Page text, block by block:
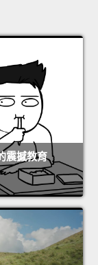
震撼教育